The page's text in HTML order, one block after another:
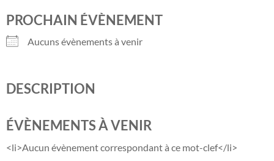
PROCHAIN ÉVÈNEMENT
Aucuns évènements à venir
DESCRIPTION
ÉVÈNEMENTS À VENIR
<li>Aucun évènement correspondant à ce mot-clef</li>